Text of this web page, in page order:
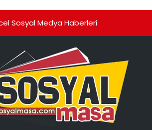
Sosyal Medya Haberleri